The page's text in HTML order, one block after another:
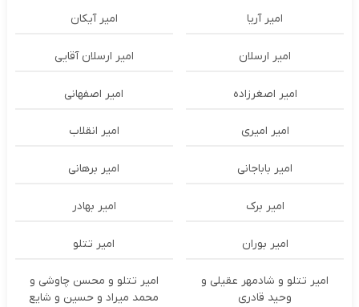
امیر آریا امیر آیکان
امیر ارسلان امیر ارسلان آقایی
امیر اصغرزاده امیر اصفهانی
امیر امیری امیر انقلاب
امیر باباجانی امیر برهانی
امیر برک امیر بهادر
امیر بوران امیر تتلو
امیر تتلو و شادمهر عقیلی و
وحید قادری
امیر تتلو و محسن چاوشی و
محمد میراد و حسین و شایع